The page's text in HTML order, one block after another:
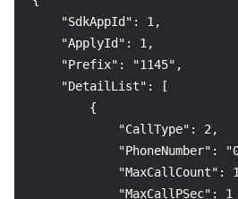
    "SdkAppId": 1,
    "ApplyId": 1,
    "Prefix": "1145",
    "DetailList": [
        {
            "CallType": 2,
"PhoneNumber":
"MaxCallCount":
            "MaxCallPSec": 1